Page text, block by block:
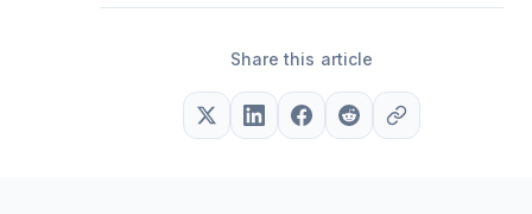
Share this article